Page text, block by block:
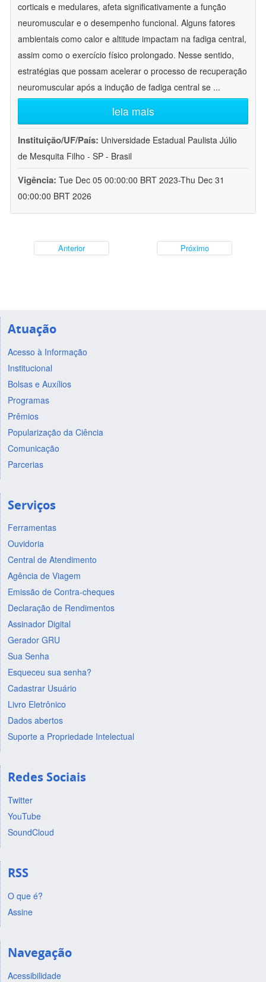
corticais e medulares, afeta significativamente a função
neuromuscular e o desempenho funcional. Alguns fatores
ambientais como calor e altitude impactam na fadiga central,
assim como o exercício físico prolongado. Nesse sentido,
estratégias que possam acelerar o processo de recuperação
neuromuscular após a indução de fadiga central se ...
leia mais
Instituição/UF/País: Universidade Estadual Paulista Júlio
de Mesquita Filho - SP - Brasil
Vigência: Tue Dec 05 00:00:00 BRT 2023-Thu Dec 31
00:00:00 BRT 2026
Anterior Próximo
Atuação
Acesso à Informação
Institucional
Bolsas e Auxílios
Programas
Prêmios
Popularização da Ciência
Comunicação
Parcerias
Serviços
Ferramentas
Ouvidoria
Central de Atendimento
Agência de Viagem
Emissão de Contra-cheques
Declaração de Rendimentos
Assinador Digital
Gerador GRU
Sua Senha
Esqueceu sua senha?
Cadastrar Usuário
Livro Eletrônico
Dados abertos
Suporte a Propriedade Intelectual
Redes Sociais
Twitter
YouTube
SoundCloud
RSS
O que é?
Assine
Navegação
Acessibilidade